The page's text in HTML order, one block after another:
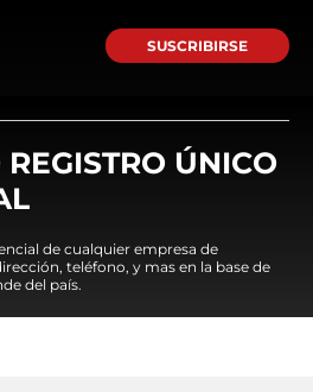
SUSCRIBIRSE
ÚNICO
de cualquier empresa de
teléfono, y mas en la base de
del país.